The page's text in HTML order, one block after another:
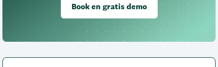
Book en gratis demo